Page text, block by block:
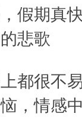
假期真
悲歌
很不易
，情感